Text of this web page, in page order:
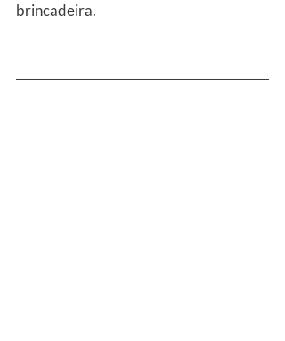
brincadeira.